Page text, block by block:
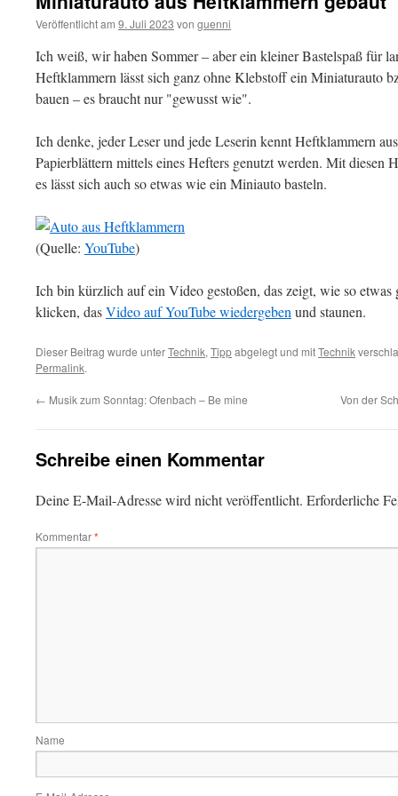
Veröffentlicht am 9. Juli 2023 von guenni
Ich weiß, wir haben Sommer – aber ein kleiner Bastelspaß für
Heftklammern lässt sich ganz ohne Klebstoff ein Miniaturauto
bauen – es braucht nur "gewusst wie".
Ich denke, jeder Leser und jede Leserin kennt Heftklammern
Papierblättern mittels eines Hefters genutzt werden. Mit diesen
es lässt sich auch so etwas wie ein Miniauto basteln.
(Quelle: YouTube)
Ich bin kürzlich auf ein Video gestoßen, das zeigt, wie so
klicken, dasVideo auf YouTube wiedergeben und staunen.
Dieser Beitrag wurde unterTechnik, Tippabgelegt und mitTechnik
Permalink.
← Musik zum Sonntag: Ofenbach – Be mine Von der
Schreibe einen Kommentar
Deine E-Mail-Adresse wird nicht veröffentlicht. Erforderliche
Kommentar*
Name